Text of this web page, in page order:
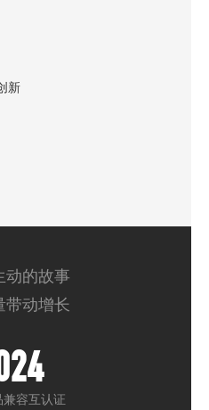
新
动的故事
带动增长
容互认证